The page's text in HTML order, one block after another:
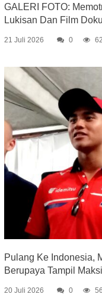
GALERI FOTO:
Lukisan Dan Film
21 Juli 2026 0 62
Pulang Ke Indonesia,
Berupaya Tampil
20 Juli 2026 0 56